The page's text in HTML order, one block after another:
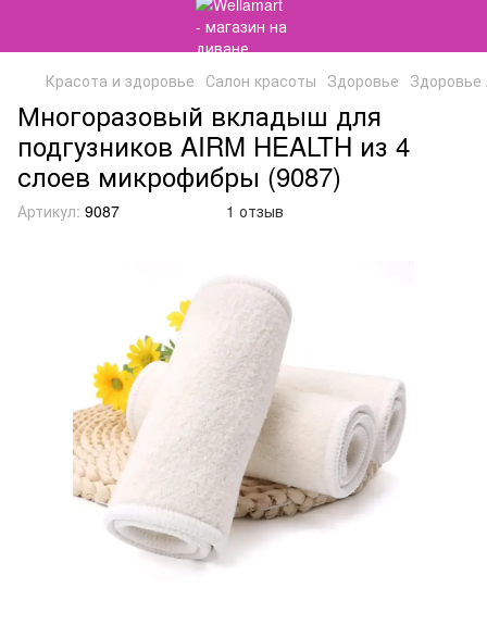
Красота и здоровье Салон красоты Здоровье Здоровье
Многоразовый вкладыш для
подгузников AIRM HEALTH из 4
слоев микрофибры (9087)
Артикул: 9087 1 отзыв